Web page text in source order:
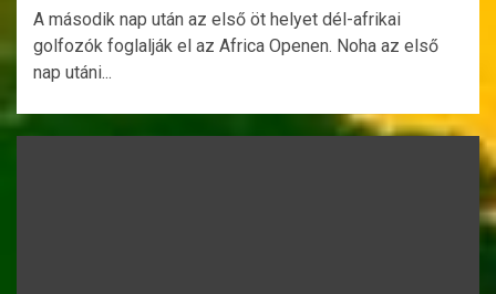
A második nap után az első öt helyet dél-afrikai
golfozók foglalják el az Africa Openen. Noha az első
nap utáni...